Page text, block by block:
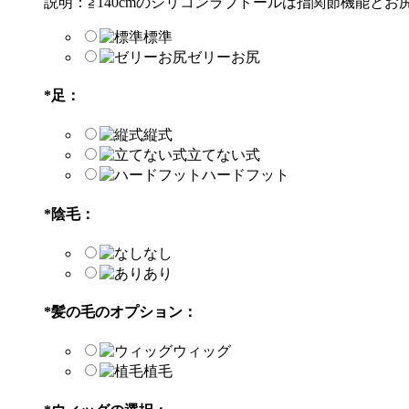
標準
ゼリーお尻
*足：
縦式
立てない式
ハードフット
*陰毛：
なし
あり
*髪の毛のオプション：
ウィッグ
植毛